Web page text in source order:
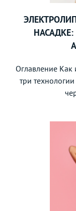
НАСАДКЕ:
Оглавление Как
три